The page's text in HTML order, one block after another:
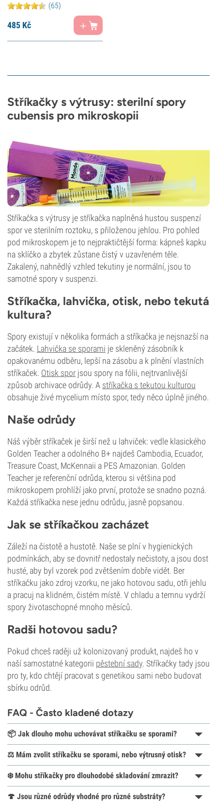
(65)
485 Kč
Stříkačky s výtrusy: sterilní spory
cubensis pro mikroskopii
Stříkačka s výtrusy je stříkačka naplněná hustou suspenzí
spor ve sterilním roztoku, s přiloženou jehlou. Pro pohled
pod mikroskopem je to nejpraktičtější forma: kápneš kapku
na sklíčko a zbytek zůstane čistý v uzavřeném těle.
Zakalený, nahnědlý vzhled tekutiny je normální, jsou to
samotné spory v suspenzi.
Stříkačka, lahvička, otisk, nebo tekutá
kultura?
Spory existují v několika formách a stříkačka je nejsnazší na
začátek. Lahvička se sporami je skleněný zásobník k
opakovanému odběru, lepší na zásobu a k plnění vlastních
stříkaček. Otisk spor jsou spory na fólii, nejtrvanlivější
způsob archivace odrůdy. A stříkačka s tekutou kulturou
obsahuje živé mycelium místo spor, tedy něco úplně jiného.
Naše odrůdy
Náš výběr stříkaček je širší než u lahviček: vedle klasického
Golden Teacher a odolného B+ najdeš Cambodia, Ecuador,
Treasure Coast, McKennaii a PES Amazonian. Golden
Teacher je referenční odrůda, kterou si většina pod
mikroskopem prohlíží jako první, protože se snadno pozná.
Každá stříkačka nese jednu odrůdu, jasně popsanou.
Jak se stříkačkou zacházet
Záleží na čistotě a hustotě. Naše se plní v hygienických
podmínkách, aby se dovnitř nedostaly nečistoty, a jsou dost
husté, aby byl vzorek pod zvětšením dobře vidět. Ber
stříkačku jako zdroj vzorku, ne jako hotovou sadu, otři jehlu
a pracuj na klidném, čistém místě. V chladu a temnu vydrží
spory životaschopné mnoho měsíců.
Radši hotovou sadu?
Pokud chceš raději už kolonizovaný produkt, najdeš ho v
naší samostatné kategorii pěstební sady. Stříkačky tady jsou
pro ty, kdo chtějí pracovat s genetikou sami nebo budovat
sbírku odrůd.
FAQ - Často kladené dotazy
📦 Jak dlouho mohu uchovávat stříkačku se sporami?
⚖️ Mám zvolit stříkačku se sporami, nebo výtrusný otisk?
❄️ Mohu stříkačky pro dlouhodobé skladování zmrazit?
🍄 Jsou různé odrůdy vhodné pro různé substráty?